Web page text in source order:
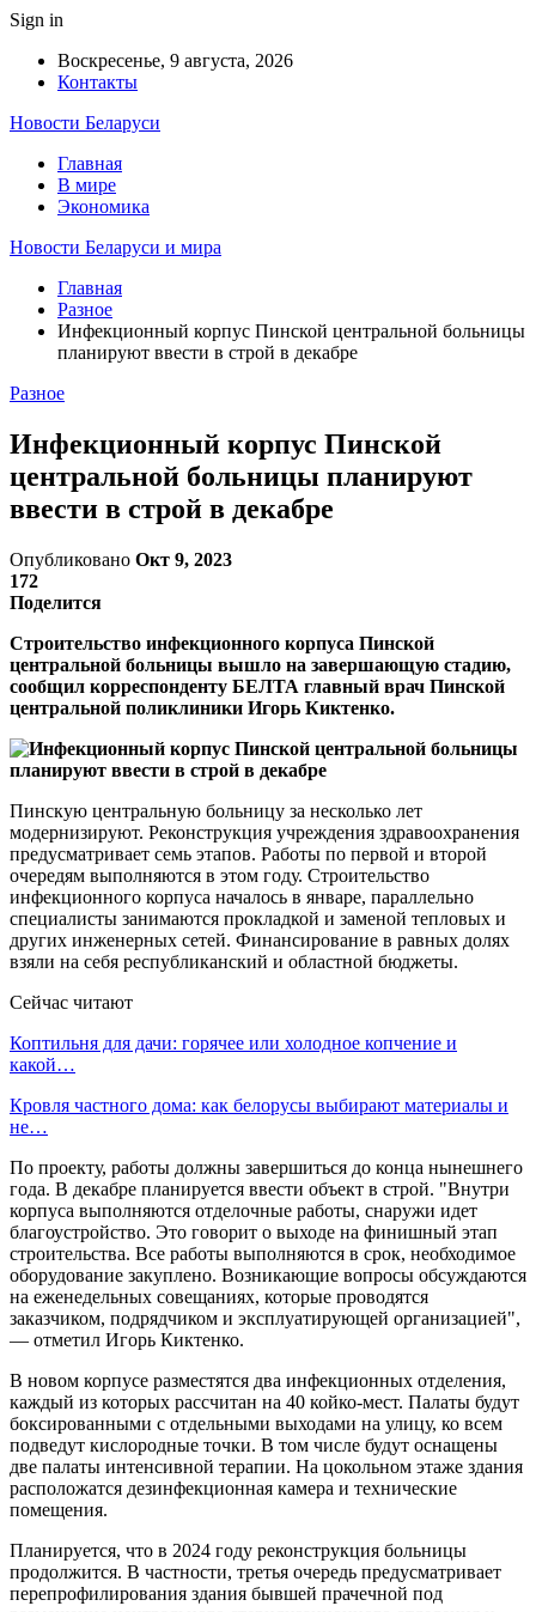
Sign in
Воскресенье, 9 августа, 2026
Контакты
Новости Беларуси
Главная
В мире
Экономика
Новости Беларуси и мира
Главная
Разное
Инфекционный корпус Пинской центральной больницы
планируют ввести в строй в декабре
Разное
Инфекционный корпус Пинской
центральной больницы планируют
ввести в строй в декабре
Опубликовано Окт 9, 2023
172
Поделится
Строительство инфекционного корпуса Пинской
центральной больницы вышло на завершающую стадию,
сообщил корреспонденту БЕЛТА главный врач Пинской
центральной поликлиники Игорь Киктенко.
Пинскую центральную больницу за несколько лет
модернизируют. Реконструкция учреждения здравоохранения
предусматривает семь этапов. Работы по первой и второй
очередям выполняются в этом году. Строительство
инфекционного корпуса началось в январе, параллельно
специалисты занимаются прокладкой и заменой тепловых и
других инженерных сетей. Финансирование в равных долях
взяли на себя республиканский и областной бюджеты.
Сейчас читают
Коптильня для дачи: горячее или холодное копчение и
какой…
Кровля частного дома: как белорусы выбирают материалы и
не…
По проекту, работы должны завершиться до конца нынешнего
года. В декабре планируется ввести объект в строй. "Внутри
корпуса выполняются отделочные работы, снаружи идет
благоустройство. Это говорит о выходе на финишный этап
строительства. Все работы выполняются в срок, необходимое
оборудование закуплено. Возникающие вопросы обсуждаются
на еженедельных совещаниях, которые проводятся
заказчиком, подрядчиком и эксплуатирующей организацией",
— отметил Игорь Киктенко.
В новом корпусе разместятся два инфекционных отделения,
каждый из которых рассчитан на 40 койко-мест. Палаты будут
боксированными с отдельными выходами на улицу, ко всем
подведут кислородные точки. В том числе будут оснащены
две палаты интенсивной терапии. На цокольном этаже здания
расположатся дезинфекционная камера и технические
помещения.
Планируется, что в 2024 году реконструкция больницы
продолжится. В частности, третья очередь предусматривает
перепрофилирования здания бывшей прачечной под